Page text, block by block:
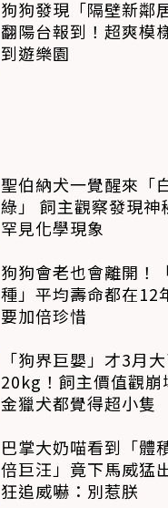
狗狗發現「隔壁新鄰
翻陽台報到！超爽模
到遊樂園
聖伯納犬一覺醒來「
綠」 飼主觀察發現神
罕見化學現象
狗狗會老也會離開！
種」平均壽命都在12
要加倍珍惜
「狗界巨嬰」才3月
20kg！飼主價值觀崩
金獵犬都覺得超小隻
巴掌大奶喵看到「體
倍巨汪」竟下馬威猛
狂追威嚇：別惹朕